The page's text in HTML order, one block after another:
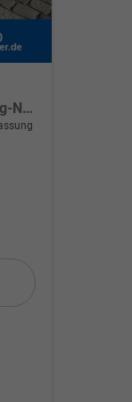
Titanium 1.0 Ecoboost 125 PS MHEV 6 Gang-Navi-Rückfahrkamera-17" Alu-Winterpaket-Sofort